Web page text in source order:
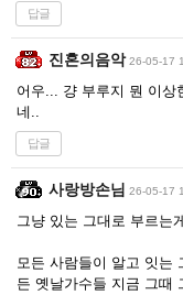
답글
진혼의음악 26-05-17
어우... 걍 부루지 뭔 이상
네..
답글
사랑방손님 26-05-17
그냥 있는 그대로 부르는
모든 사람들이 알고 잇는
든 옛날가수들 지금 그때